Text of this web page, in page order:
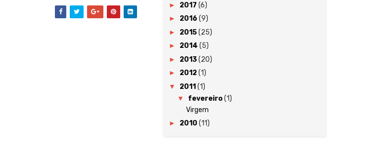
► 2017 (6)
► 2016 (9)
► 2015(25)
► 2014 (5)
► 2013(20)
► 2012(1)
▼ 2011 (1)
▼ fevereiro(1)
Virgem
► 2010 (11)